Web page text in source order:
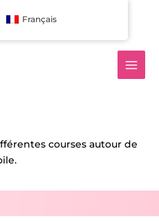
courses autour de
Français